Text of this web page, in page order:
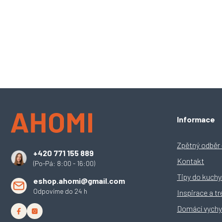
+420 771 155 889
(Po-Pá: 8:00 - 16:00)
eshop.ahomi@gmail.com
Odpovíme do 24 h
Informace
Zpětný
Kontakt
Tipy do
Inspirace a
Domácí